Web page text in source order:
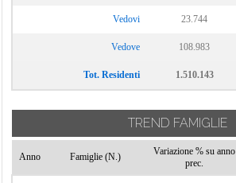
Vedovi 23.744
Vedove 108.983
Tot. Residenti 1.510.143
TREND FAMIGLIE
Anno Famiglie (N.)
Variazione % su anno
prec.